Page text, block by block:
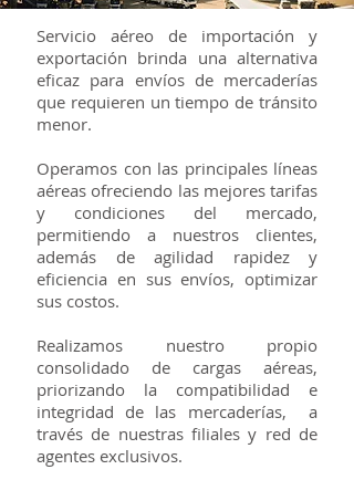
Servicio aéreo de importación y
exportación brinda una alternativa
eficaz para envíos de mercaderías
que requieren un tiempo de tránsito
menor.
Operamos con las principales líneas
aéreas ofreciendo las mejores tarifas
y condiciones del mercado,
permitiendo a nuestros clientes,
además de agilidad rapidez y
eficiencia en sus envíos, optimizar
sus costos.
Realizamos nuestro propio
consolidado de cargas aéreas,
priorizando la compatibilidad e
integridad de las mercaderías, a
través de nuestras filiales y red de
agentes exclusivos.